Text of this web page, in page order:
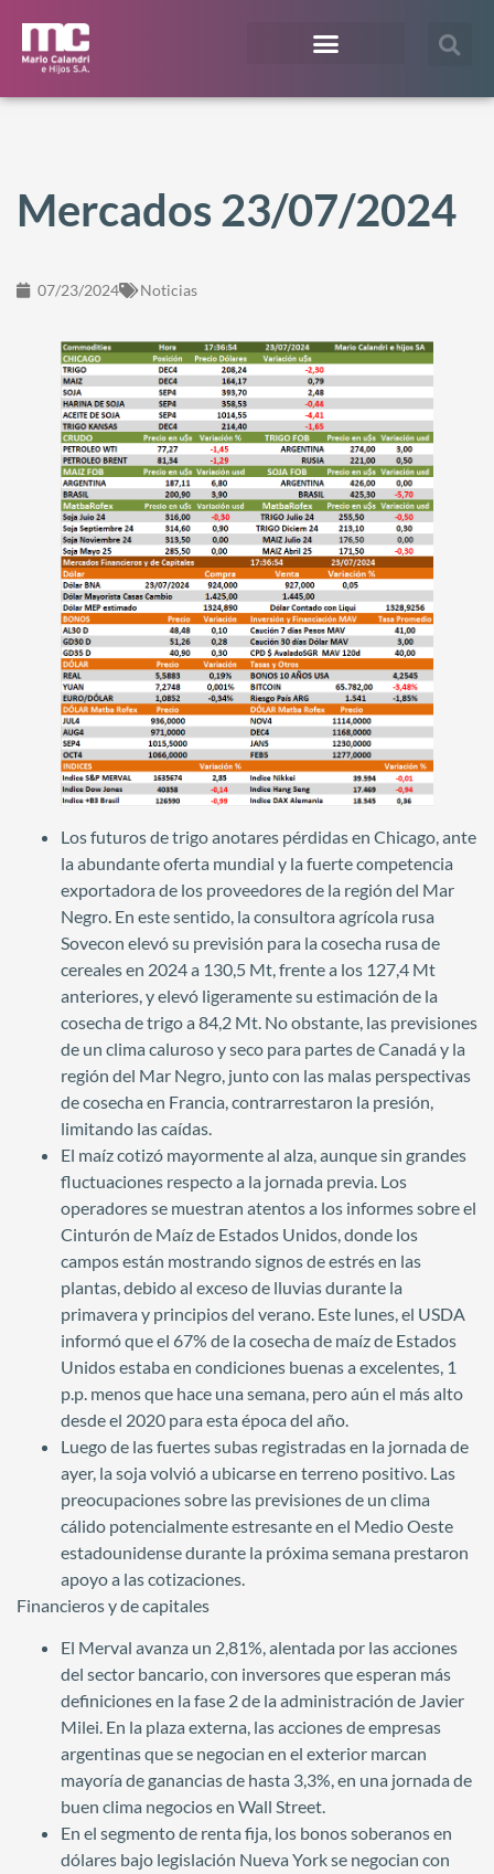
Mercados 23/07/2024
07/23/2024 Noticias
Los futuros de trigo anotares pérdidas en Chicago, ante
la abundante oferta mundial y la fuerte competencia
exportadora de los proveedores de la región del Mar
Negro. En este sentido, la consultora agrícola rusa
Sovecon elevó su previsión para la cosecha rusa de
cereales en 2024 a 130,5 Mt, frente a los 127,4 Mt
anteriores, y elevó ligeramente su estimación de la
cosecha de trigo a 84,2 Mt. No obstante, las previsiones
de un clima caluroso y seco para partes de Canadá y la
región del Mar Negro, junto con las malas perspectivas
de cosecha en Francia, contrarrestaron la presión,
limitando las caídas.
El maíz cotizó mayormente al alza, aunque sin grandes
fluctuaciones respecto a la jornada previa. Los
operadores se muestran atentos a los informes sobre el
Cinturón de Maíz de Estados Unidos, donde los
campos están mostrando signos de estrés en las
plantas, debido al exceso de lluvias durante la
primavera y principios del verano. Este lunes, el USDA
informó que el 67% de la cosecha de maíz de Estados
Unidos estaba en condiciones buenas a excelentes, 1
p.p. menos que hace una semana, pero aún el más alto
desde el 2020 para esta época del año.
Luego de las fuertes subas registradas en la jornada de
ayer, la soja volvió a ubicarse en terreno positivo. Las
preocupaciones sobre las previsiones de un clima
cálido potencialmente estresante en el Medio Oeste
estadounidense durante la próxima semana prestaron
apoyo a las cotizaciones.
Financieros y de capitales
El Merval avanza un 2,81%, alentada por las acciones
del sector bancario, con inversores que esperan más
definiciones en la fase 2 de la administración de Javier
Milei. En la plaza externa, las acciones de empresas
argentinas que se negocian en el exterior marcan
mayoría de ganancias de hasta 3,3%, en una jornada de
buen clima negocios en Wall Street.
En el segmento de renta fija, los bonos soberanos en
dólares bajo legislación Nueva York se negocian con